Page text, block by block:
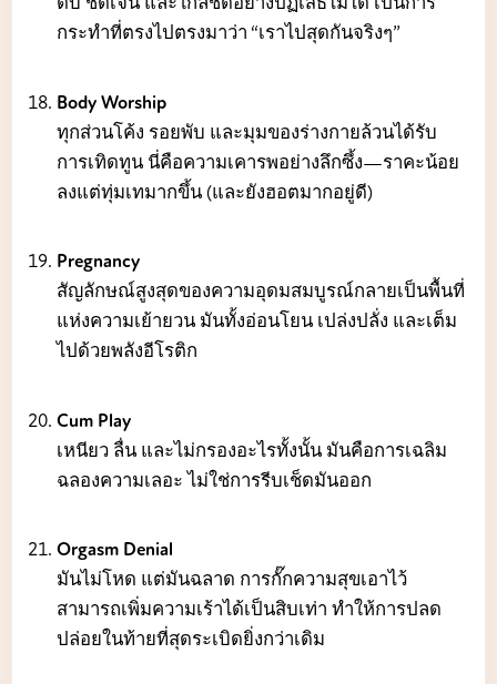
กระทำที่ตรงไปตรงมาว่า “เราไปสุดกันจริงๆ”
Body Worship
ทุกส่วนโค้ง รอยพับ และมุมของร่างกายล้วนได้รับ
การเทิดทูน นี่คือความเคารพอย่างลึกซึ้ง—ราคะน้อย
ลงแต่ทุ่มเทมากขึ้น (และยังฮอตมากอยู่ดี)
Pregnancy
สัญลักษณ์สูงสุดของความอุดมสมบูรณ์กลายเป็นพื้นที่
แห่งความเย้ายวน มันทั้งอ่อนโยน เปล่งปลั่ง และเต็ม
ไปด้วยพลังอีโรติก
Cum Play
เหนียว ลื่น และไม่กรองอะไรทั้งนั้น มันคือการเฉลิม
ฉลองความเลอะ ไม่ใช่การรีบเช็ดมันออก
Orgasm Denial
มันไม่โหด แต่มันฉลาด การกั๊กความสุขเอาไว้
สามารถเพิ่มความเร้าได้เป็นสิบเท่า ทำให้การปลด
ปล่อยในท้ายที่สุดระเบิดยิ่งกว่าเดิม